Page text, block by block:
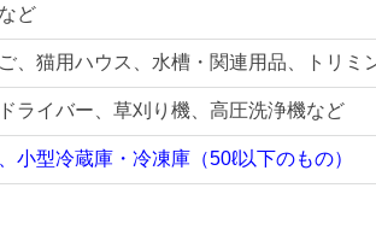
ど
、猫用ハウス、水槽・関連用品、トリミ
ライバー、草刈り機、高圧洗浄機など
小型冷蔵庫・冷凍庫（50ℓ以下のもの）